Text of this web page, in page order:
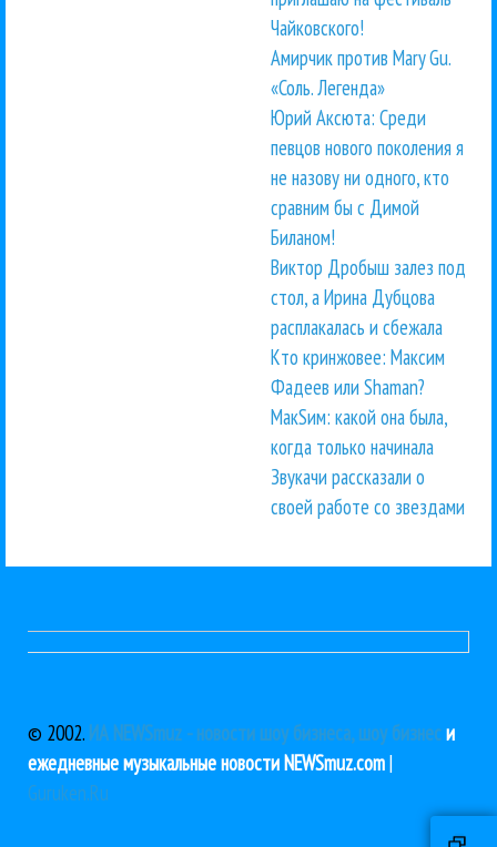
Чайковского!
Амирчик против Mary Gu.
«Соль. Легенда»
Юрий Аксюта: Среди
певцов нового поколения я
не назову ни одного, кто
сравним бы с Димой
Биланом!
Виктор Дробыш залез под
стол, а Ирина Дубцова
расплакалась и сбежала
Кто кринжовее: Максим
Фадеев или Shaman?
МакSим: какой она была,
когда только начинала
Звукачи рассказали о
своей работе со звездами
© 2002. ИА NEWSmuz - новости шоу бизнеса, шоу бизнеси
ежедневные музыкальные новости NEWSmuz.com|
Guruken.Ru